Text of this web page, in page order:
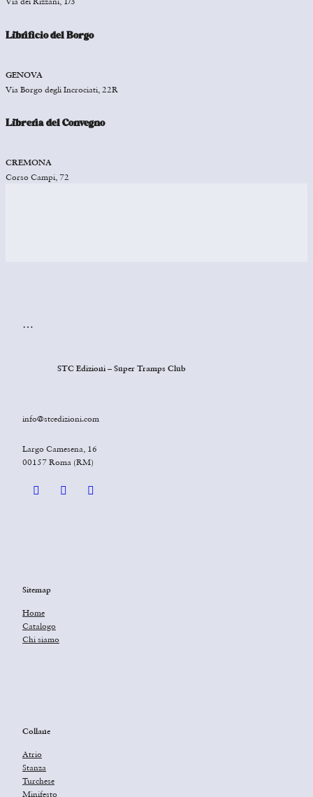
Librificio del Borgo
GENOVA
Via Borgo degli Incrociati, 22R
Libreria del Convegno
CREMONA
Corso Campi, 72
…
STC Edizioni – Super Tramps Club
info@stcedizioni.com
Largo Camesena, 16
00157 Roma (RM)
Sitemap
Home
Catalogo
Chi siamo
Collane
Atrio
Stanza
Turchese
Minifesto